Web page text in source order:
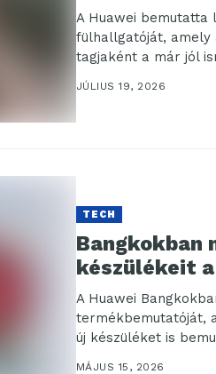
A Huawei bemutatta
fülhallgatóját, amely
tagjaként a már jól
JÚLIUS 19, 2026
TECH
Bangkokban
készülékeit
A Huawei
termékbemutatóját,
új készüléket is
MÁJUS 15, 2026